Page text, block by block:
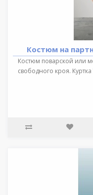
Костюм на
Костюм поварской или
свободного кроя.